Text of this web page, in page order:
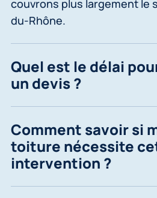
couvrons plus largement le
du-Rhône.
Quel est le délai
un devis ?
Comment savoir si
toiture nécessite
intervention ?